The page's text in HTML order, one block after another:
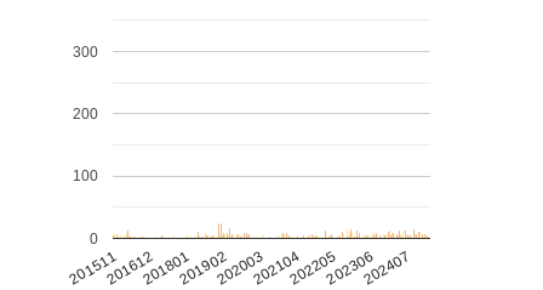
201511201612201801201902202003202104202205202306202407
0
100
200
300